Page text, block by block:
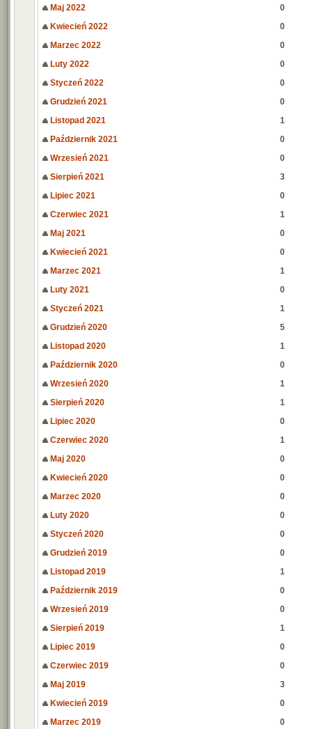
Maj 2022
0
Kwiecień 2022
0
Marzec 2022
0
Luty 2022
0
Styczeń 2022
0
Grudzień 2021
0
Listopad 2021
1
Październik 2021
0
Wrzesień 2021
0
Sierpień 2021
3
Lipiec 2021
0
Czerwiec 2021
1
Maj 2021
0
Kwiecień 2021
0
Marzec 2021
1
Luty 2021
0
Styczeń 2021
1
Grudzień 2020
5
Listopad 2020
1
Październik 2020
0
Wrzesień 2020
1
Sierpień 2020
1
Lipiec 2020
0
Czerwiec 2020
1
Maj 2020
0
Kwiecień 2020
0
Marzec 2020
0
Luty 2020
0
Styczeń 2020
0
Grudzień 2019
0
Listopad 2019
1
Październik 2019
0
Wrzesień 2019
0
Sierpień 2019
1
Lipiec 2019
0
Czerwiec 2019
0
Maj 2019
3
Kwiecień 2019
0
Marzec 2019
0